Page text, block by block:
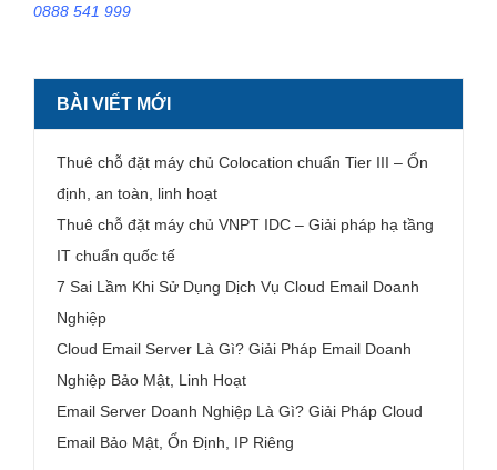
0888 541 999
BÀI VIẾT MỚI
Thuê chỗ đặt máy chủ Colocation chuẩn Tier III – Ổn
định, an toàn, linh hoạt
Thuê chỗ đặt máy chủ VNPT IDC – Giải pháp hạ tầng
IT chuẩn quốc tế
7 Sai Lầm Khi Sử Dụng Dịch Vụ Cloud Email Doanh
Nghiệp
Cloud Email Server Là Gì? Giải Pháp Email Doanh
Nghiệp Bảo Mật, Linh Hoạt
Email Server Doanh Nghiệp Là Gì? Giải Pháp Cloud
Email Bảo Mật, Ổn Định, IP Riêng